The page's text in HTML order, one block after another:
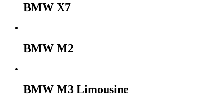
BMW X7
BMW M2
BMW M3 Limousine